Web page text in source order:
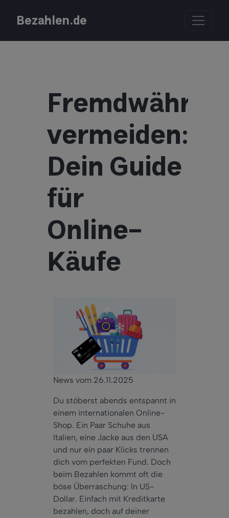
Bezahlen.de
vermeiden:
Dein Guide
für
Online-
Käufe
News vom 26.11.2025
Du stöberst abends entspannt in
einem internationalen Online-
Shop. Ein Paar Schuhe aus
Italien, eine Jacke aus den USA
und nur ein paar Klicks trennen
dich vom perfekten Fund. Doch
beim Bezahlen kommt oft die
böse Überraschung: In US-
Dollar. Einfach mit Kreditkarte
bezahlen, doch auf deiner